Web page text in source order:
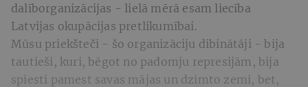
dalīborganizācijas - lielā mērā esam liecība
Latvijas okupācijas pretlikumībai.
Mūsu priekšteči - šo organizāciju dibinātāji - bija
tautieši, kuri, bēgot no padomju represijām, bija
spiesti pamest savas mājas un dzimto zemi, bet,